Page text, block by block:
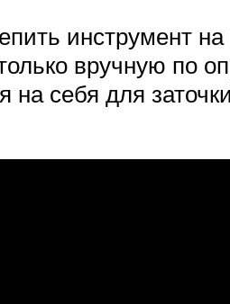
инструмент
вручную по
на себя для